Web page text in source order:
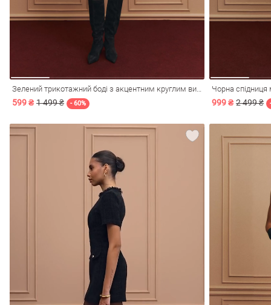
Зелений трикотажний боді з акцентним круглим вирізом
599 ₴ 1 499 ₴ - 60%
Чорна спідниця
999 ₴ 2 499 ₴